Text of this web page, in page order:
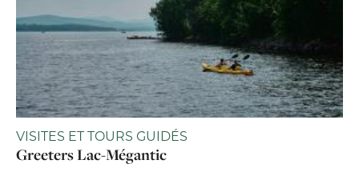
VISITES ET TOURS GUIDÉS
Greeters Lac-Mégantic